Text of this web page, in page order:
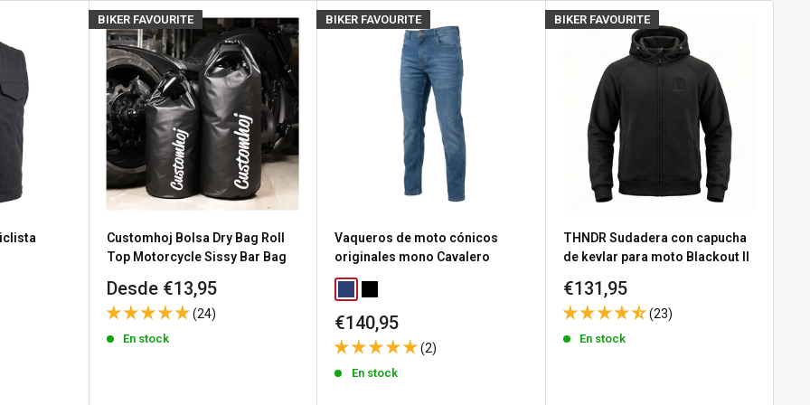
para obtener
el estado de stock se
porque necesitas
de envío de
productos
BIKER FAVOURITE
Customhoj Bolsa Dry Bag Roll
Top Motorcycle Sissy Bar Bag
Precio
de
venta
Desde €13,95
(24)
En stock
BIKER FAVOURITE
Vaqueros de moto cónicos
originales mono Cavalero
Precio
de
venta
€140,95
(2)
En stock
BIKER FAVOURITE
THNDR Sudadera con capucha
de kevlar para moto Blackout II
Precio
de
venta
€131,95
(23)
En stock